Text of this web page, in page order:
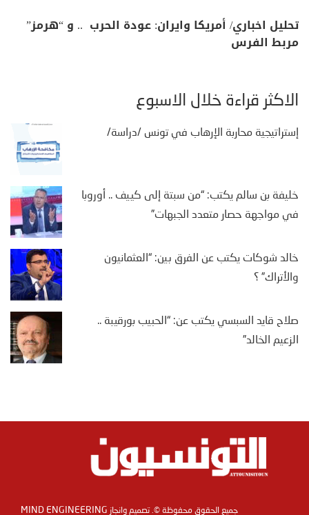
تحليل اخباري/ أمريكا وايران: عودة الحرب .. و “هرمز”
مربط الفرس
الأكثر قراءة خلال الأسبوع
إستراتيجية محاربة الإرهاب في تونس /دراسة/
خليفة بن سالم يكتب: “من سبتة إلى كييف .. أوروبا
في مواجهة حصار متعدد الجبهات”
خالد شوكات يكتب عن الفرق بين: “العثمانيون
والأتراك” ؟
صلاح قايد السبسي يكتب عن: “الحبيب بورقيبة ..
الزعيم الخالد”
جميع الحقوق محفوظة ©. تصميم وانجاز MIND ENGINEERING